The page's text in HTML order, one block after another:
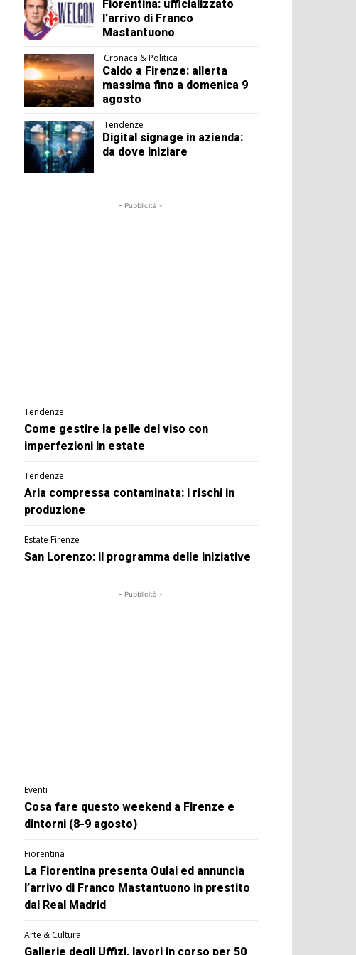
Fiorentina: ufficializzato
l’arrivo di Franco
Mastantuono
Cronaca & Politica
Caldo a Firenze: allerta
massima fino a domenica 9
agosto
Tendenze
Digital signage in azienda:
da dove iniziare
- Pubblicità -
Tendenze
Come gestire la pelle del viso con
imperfezioni in estate
Tendenze
Aria compressa contaminata: i rischi in
produzione
Estate Firenze
San Lorenzo: il programma delle iniziative
- Pubblicità -
Eventi
Cosa fare questo weekend a Firenze e
dintorni (8-9 agosto)
Fiorentina
La Fiorentina presenta Oulai ed annuncia
l’arrivo di Franco Mastantuono in prestito
dal Real Madrid
Arte & Cultura
Gallerie degli Uffizi, lavori in corso per 50